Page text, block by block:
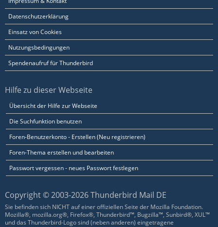
Datenschutzerklärung
Einsatz von Cookies
Nutzungsbedingungen
Spendenaufruf für Thunderbird
Hilfe zu dieser Webseite
Übersicht der Hilfe zur Webseite
Die Suchfunktion benutzen
Foren-Benutzerkonto - Erstellen (Neu registrieren)
Foren-Thema erstellen und bearbeiten
Passwort vergessen - neues Passwort festlegen
Copyright © 2003-2026 Thunderbird Mail DE
Sie befinden sich NICHT auf einer offiziellen Seite der Mozilla Foundation.
Mozilla®, mozilla.org®, Firefox®, Thunderbird™, Bugzilla™, Sunbird®, XUL™
und das Thunderbird-Logo sind (neben anderen) eingetragene